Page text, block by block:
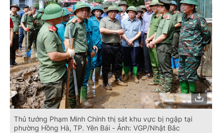
Thủ tướng Phạm Minh Chính thị sát khu vực bị ngập tại
phường Hồng Hà, TP. Yên Bái - Ảnh: VGP/Nhật Bắc